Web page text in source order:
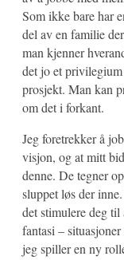
Som ikke bare har
del av en familie
man kjenner
det jo et
prosjekt. Man kan
om det i forkant.
Jeg foretrekker å
visjon, og at mitt
denne. De tegner
sluppet løs der
det stimulere deg
fantasi –
jeg spiller en ny